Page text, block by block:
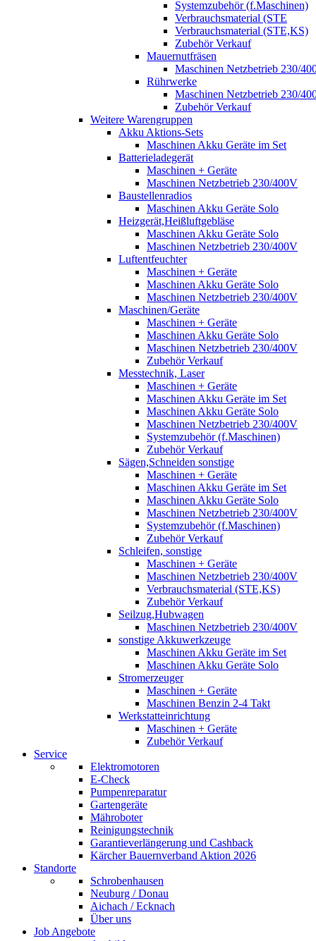
Systemzubehör (f.Maschinen)
Verbrauchsmaterial (STE
Verbrauchsmaterial (STE,KS)
Zubehör Verkauf
Mauernutfräsen
Maschinen Netzbetrieb 230/
Rührwerke
Maschinen Netzbetrieb 230/
Zubehör Verkauf
Weitere Warengruppen
Akku Aktions-Sets
Maschinen Akku Geräte im Set
Batterieladegerät
Maschinen + Geräte
Maschinen Netzbetrieb 230/400V
Baustellenradios
Maschinen Akku Geräte Solo
Heizgerät,Heißluftgebläse
Maschinen Akku Geräte Solo
Maschinen Netzbetrieb 230/400V
Luftentfeuchter
Maschinen + Geräte
Maschinen Akku Geräte Solo
Maschinen Netzbetrieb 230/400V
Maschinen/Geräte
Maschinen + Geräte
Maschinen Akku Geräte Solo
Maschinen Netzbetrieb 230/400V
Zubehör Verkauf
Messtechnik, Laser
Maschinen + Geräte
Maschinen Akku Geräte im Set
Maschinen Akku Geräte Solo
Maschinen Netzbetrieb 230/400V
Systemzubehör (f.Maschinen)
Zubehör Verkauf
Sägen,Schneiden sonstige
Maschinen + Geräte
Maschinen Akku Geräte im Set
Maschinen Akku Geräte Solo
Maschinen Netzbetrieb 230/400V
Systemzubehör (f.Maschinen)
Zubehör Verkauf
Schleifen, sonstige
Maschinen + Geräte
Maschinen Netzbetrieb 230/400V
Verbrauchsmaterial (STE,KS)
Zubehör Verkauf
Seilzug,Hubwagen
Maschinen Netzbetrieb 230/400V
sonstige Akkuwerkzeuge
Maschinen Akku Geräte im Set
Maschinen Akku Geräte Solo
Stromerzeuger
Maschinen + Geräte
Maschinen Benzin 2-4 Takt
Werkstatteinrichtung
Maschinen + Geräte
Zubehör Verkauf
Service
Elektromotoren
E-Check
Pumpenreparatur
Gartengeräte
Mähroboter
Reinigungstechnik
Garantieverlängerung und Cashback
Kärcher Bauernverband Aktion 2026
Standorte
Schrobenhausen
Neuburg / Donau
Aichach / Ecknach
Über uns
Job Angebote